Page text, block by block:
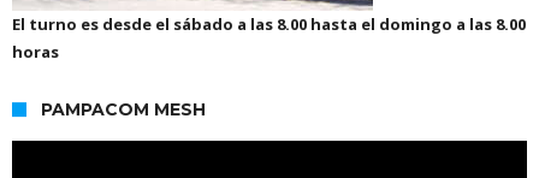
El turno es desde el sábado a las 8.00 hasta el domingo a las 8.00
horas
PAMPACOM MESH